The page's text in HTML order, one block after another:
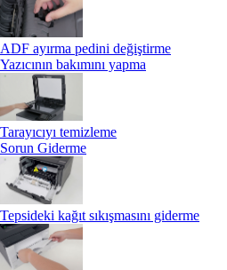
ADF ayırma pedini değiştirme
Yazıcının bakımını yapma
Tarayıcıyı temizleme
Sorun Giderme
Tepsideki kağıt sıkışmasını giderme